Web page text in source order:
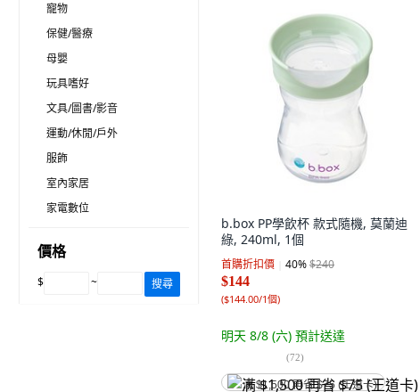
寵物
保健/醫療
母嬰
玩具嗜好
文具/圖書/影音
運動/休閒/戶外
服飾
室內家居
家電數位
價格
$ ~ 搜尋
b.box PP學飲杯 款式隨機, 莫蘭迪
綠, 240ml, 1個
首購折扣價 40%$240
$144
($144.00/1個)
明天 8/8 (六) 預計送達
(72)
满 $1,500 再省 $75 (王道卡)